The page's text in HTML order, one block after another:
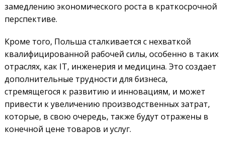
замедлению экономического роста в краткосрочной
перспективе.
Кроме того, Польша сталкивается с нехваткой
квалифицированной рабочей силы, особенно в таких
отраслях, как IT, инженерия и медицина. Это создает
дополнительные трудности для бизнеса,
стремящегося к развитию и инновациям, и может
привести к увеличению производственных затрат,
которые, в свою очередь, также будут отражены в
конечной цене товаров и услуг.